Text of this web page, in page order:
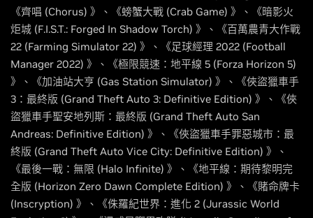
《齊唱 (Chorus) 》、《螃蟹大戰 (Crab Game) 》、《暗影火
炬城 (F.I.S.T.: Forged In Shadow Torch) 》、《百萬農青大作戰
22 (Farming Simulator 22) 》、《足球經理 2022 (Football
Manager 2022) 》、《極限競速：地平線 5 (Forza Horizon 5)
》、《加油站大亨 (Gas Station Simulator) 》、《俠盜獵車手
3：最終版 (Grand Theft Auto 3: Definitive Edition) 》、《俠
盜獵車手聖安地列斯：最終版 (Grand Theft Auto San
Andreas: Definitive Edition) 》、《俠盜獵車手罪惡城市：最
終版 (Grand Theft Auto Vice City: Definitive Edition) 》、
《最後一戰：無限 (Halo Infinite) 》、《地平線：期待黎明完
全版 (Horizon Zero Dawn Complete Edition) 》、《賭命牌卡
(Inscryption) 》、《侏羅紀世界：進化 2 (Jurassic World